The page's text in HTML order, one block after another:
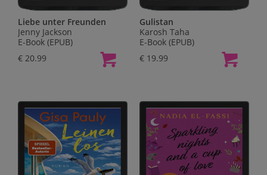
Liebe unter Freunden
Jenny Jackson
E-Book (EPUB)
€ 20.99
Gulistan
Karosh Taha
E-Book (EPUB)
€ 19.99